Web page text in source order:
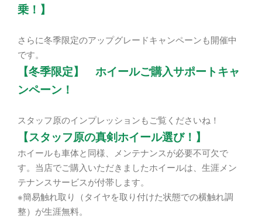
乗！】
さらに冬季限定のアップグレードキャンペーンも開催中
です。
【冬季限定】 ホイールご購入サポートキャ
ンペーン！
スタッフ原のインプレッションもご覧くださいね！
【スタッフ原の真剣ホイール選び！】
ホイールも車体と同様、メンテナンスが必要不可欠で
す。当店でご購入いただきましたホイールは、生涯メン
テナンスサービスが付帯します。
※簡易触れ取り（タイヤを取り付けた状態での横触れ調
整）が生涯無料。